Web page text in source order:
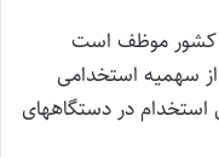
کشور موظف است
تا پنج درصد (5%) از سهمیه استخدامی
در دستگاههای